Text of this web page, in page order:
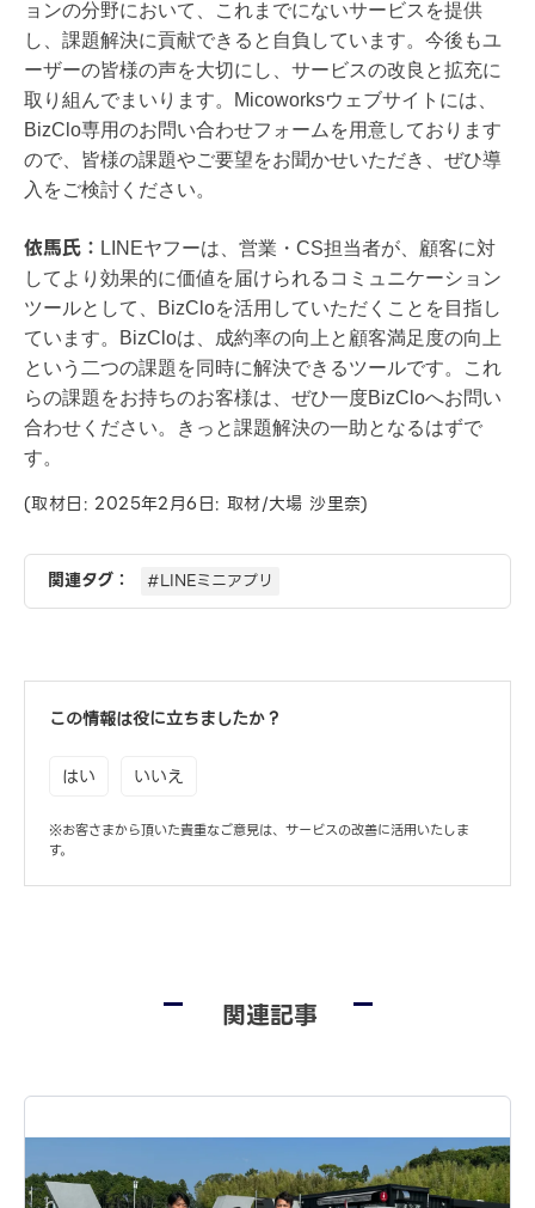
ョンの分野において、これまでにないサービスを提供
し、課題解決に貢献できると自負しています。今後もユ
ーザーの皆様の声を大切にし、サービスの改良と拡充に
取り組んでまいります。Micoworksウェブサイトには、
BizClo専用のお問い合わせフォームを用意しております
ので、皆様の課題やご要望をお聞かせいただき、ぜひ導
入をご検討ください。
​​依馬氏： LINEヤフーは、営業・CS担当者が、顧客に対
してより効果的に価値を届けられるコミュニケーション
ツールとして、BizCloを活用していただくことを目指し
ています。BizCloは、成約率の向上と顧客満足度の向上
という二つの課題を同時に解決できるツールです。これ
らの課題をお持ちのお客様は、ぜひ一度BizCloへお問い
合わせください。きっと課題解決の一助となるはずで
す。
(取材日: 2025年2月6日: 取材/大場 沙里奈)
関連タグ： #LINEミニアプリ
この情報は役に立ちましたか？
はい いいえ
※お客さまから頂いた貴重なご意見は、サービスの改善に活用いたしま
す。
関連記事